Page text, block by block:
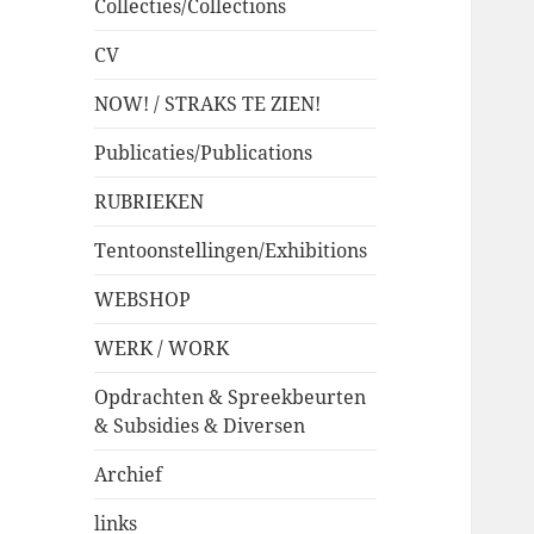
Collecties/Collections
CV
NOW! / STRAKS TE ZIEN!
Publicaties/Publications
RUBRIEKEN
Tentoonstellingen/Exhibitions
WEBSHOP
WERK / WORK
Opdrachten & Spreekbeurten
& Subsidies & Diversen
Archief
links